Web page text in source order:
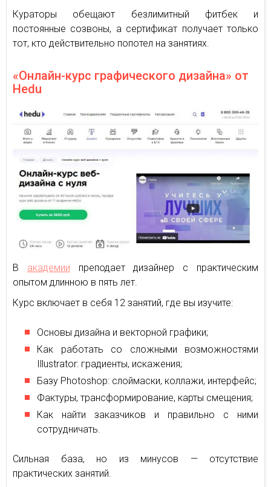
Кураторы обещают безлимитный фитбек и
постоянные созвоны, а сертификат получает только
тот, кто действительно попотел на занятиях.
«Онлайн-курс графического дизайна» от
Hedu
В академии преподает дизайнер с практическим
опытом длинною в пять лет.
Курс включает в себя 12 занятий, где вы изучите:
Основы дизайна и векторной графики;
Как работать со сложными возможностями
Illustrator: градиенты, искажения;
Базу Photoshop: слоймаски, коллажи, интерфейс;
Фактуры, трансформирование, карты смещения;
Как найти заказчиков и правильно с ними
сотрудничать.
Сильная база, но из минусов — отсутствие
практических занятий.